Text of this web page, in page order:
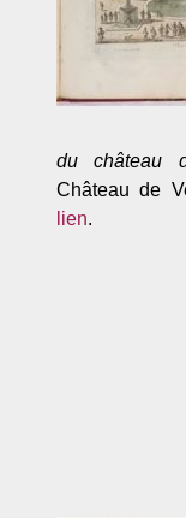
du château
Château de
lien.